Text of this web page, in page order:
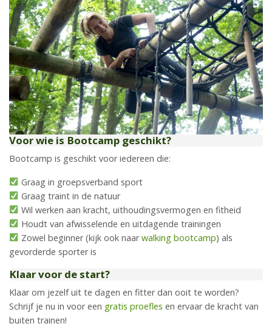
Voor wie is Bootcamp geschikt?
Bootcamp is geschikt voor iedereen die:
Graag in groepsverband sport
Graag traint in de natuur
Wil werken aan kracht, uithoudingsvermogen en fitheid
Houdt van afwisselende en uitdagende trainingen
Zowel beginner (kijk ook naarwalking bootcamp) als
gevorderde sporter is
Klaar voor de start?
Klaar om jezelf uit te dagen en fitter dan ooit te worden?
Schrijf je nu in voor een gratis proefles en ervaar de kracht van
buiten trainen!